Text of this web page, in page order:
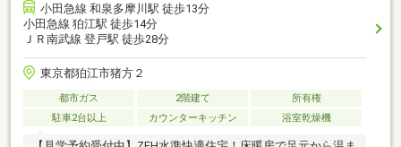
小田急線 和泉多摩川駅 徒歩13分
小田急線 狛江駅 徒歩14分
ＪＲ南武線 登戸駅 徒歩28分
東京都狛江市猪方２
都市ガス 2階建て
所有権
駐車2台以上
カウンターキッチン 浴室乾燥機